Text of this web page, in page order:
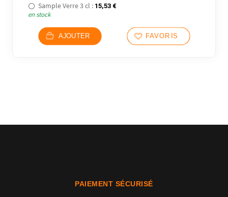
Sample Verre 3 cl : 15,53 €
en stock
AJOUTER FAVORIS
PAIEMENT SÉCURISÉ